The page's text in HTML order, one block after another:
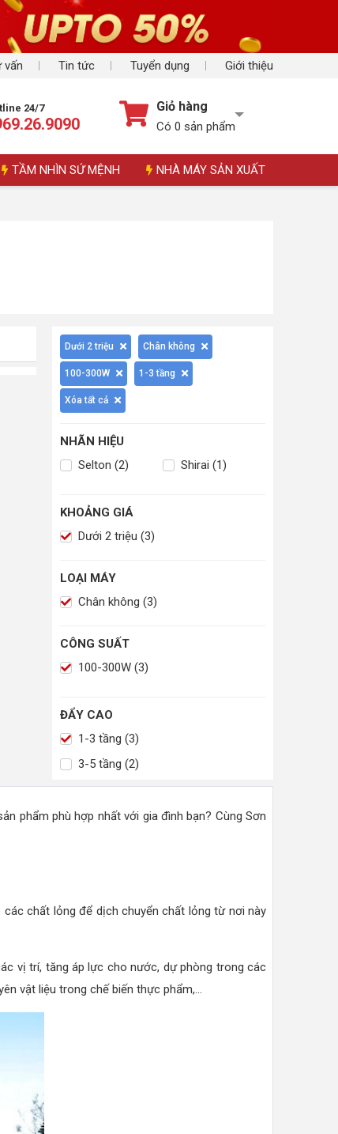
vấn Tin tức Tuyển dụng Giới thiệu
24/7 Giỏ hàng
Có 0 sản phẩm
TẦM NHÌN SỨ MỆNH NHÀ MÁY SẢN XUẤT
Dưới 2 triệu Chân không
100-300W 1-3 tầng
Xóa tất cả
NHÃN HIỆU
Selton (2)
Shirai (1)
KHOẢNG GIÁ
Dưới 2 triệu (3)
LOẠI MÁY
Chân không (3)
CÔNG SUẤT
100-300W (3)
ĐẨY CAO
1-3 tầng (3)
3-5 tầng (2)
phẩm phù hợp nhất với gia đình bạn? Cùng Sơn
chất lỏng để dịch chuyển chất lỏng từ nơi này
vị trí, tăng áp lực cho nước, dự phòng trong các
vật liệu trong chế biến thực phẩm,...